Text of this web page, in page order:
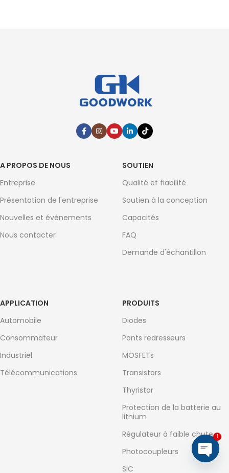
A PROPOS DE NOUS
Entreprise
Présentation de l'entreprise
Nouvelles et événements
Nous contacter
SOUTIEN
Qualité et fiabilité
Soutien à la conception
Capacités
FAQ
Demande d'échantillon
APPLICATION
Automobile
Consommateur
Industriel
Télécommunications
PRODUITS
Diodes
Ponts redresseurs
MOSFETs
Transistors
Thyristor
Protection de la batterie au
lithium
Régulateur à faible chute
Photocoupleurs
SiC
1